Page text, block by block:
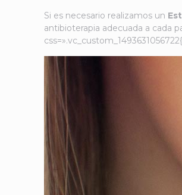
Si es necesario realizamos un
antibioterapia adecuada a cada